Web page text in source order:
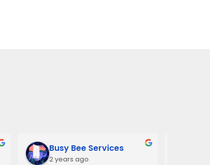
Busy Bee Services
2 years ago